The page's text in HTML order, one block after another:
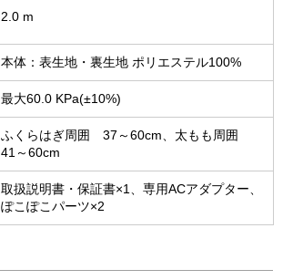
2.0 m
本体：表生地・裏生地 ポリエステル100%
最大60.0 KPa(±10%)
ふくらはぎ周囲 37～60cm、太もも周囲
41～60cm
取扱説明書・保証書×1、専用ACアダプター、
ぽこぽこパーツ×2